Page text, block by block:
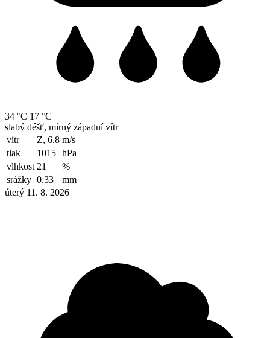
34 °C 17 °C
slabý déšť, mírný západní vítr
vítr
Z, 6.8 m/s
tlak
1015 hPa
vlhkost 21
%
srážky 0.33
mm
úterý 11. 8. 2026